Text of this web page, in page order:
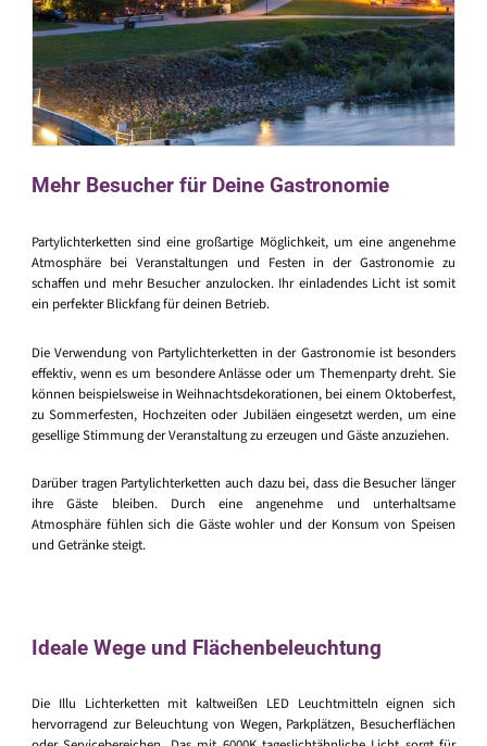
Mehr Besucher für Deine Gastronomie
Partylichterketten sind eine großartige Möglichkeit, um eine angenehme
Atmosphäre bei Veranstaltungen und Festen in der Gastronomie zu
schaffen und mehr Besucher anzulocken. Ihr einladendes Licht ist somit
ein perfekter Blickfang für deinen Betrieb.
Die Verwendung von Partylichterketten in der Gastronomie ist besonders
effektiv, wenn es um besondere Anlässe oder um Themenparty dreht. Sie
können beispielsweise in Weihnachtsdekorationen, bei einem Oktoberfest,
zu Sommerfesten, Hochzeiten oder Jubiläen eingesetzt werden, um eine
gesellige Stimmung der Veranstaltung zu erzeugen und Gäste anzuziehen.
Darüber tragen Partylichterketten auch dazu bei, dass die Besucher länger
ihre Gäste bleiben. Durch eine angenehme und unterhaltsame
Atmosphäre fühlen sich die Gäste wohler und der Konsum von Speisen
und Getränke steigt.
Ideale Wege und Flächenbeleuchtung
Die Illu Lichterketten mit kaltweißen LED Leuchtmitteln eignen sich
hervorragend zur Beleuchtung von Wegen, Parkplätzen, Besucherflächen